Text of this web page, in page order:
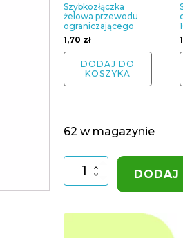
Szybkozłączka
żelowa przewodu
ograniczającego
1,70 zł
DODAJ DO
KOSZYKA
62 w magazynie
Przewód
ograniczający
DODAJ